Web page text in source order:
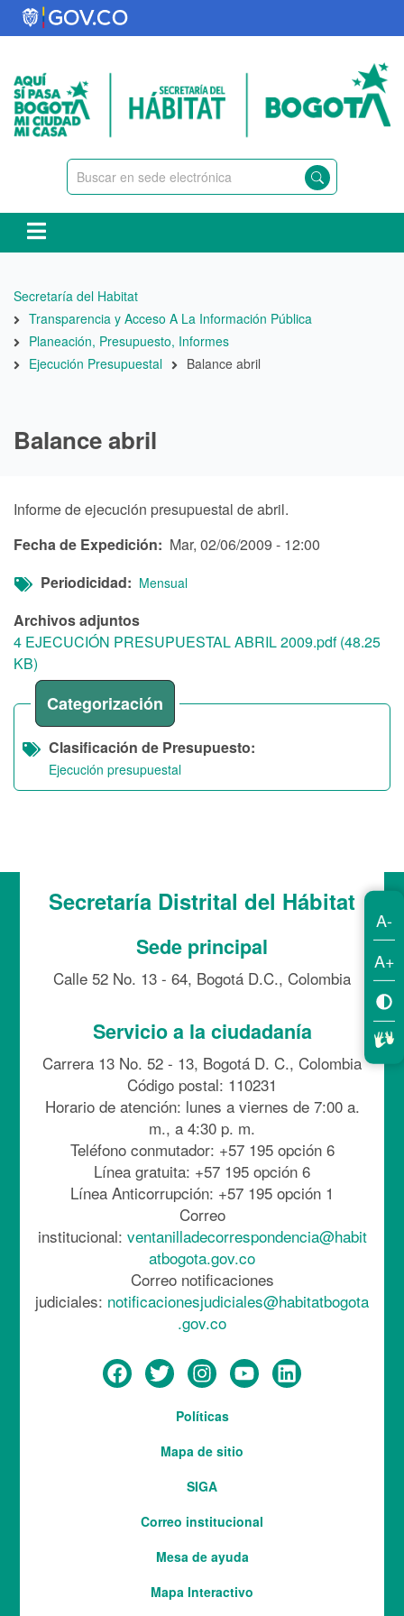
Pasar
al
principal
Ruta
de
navegación
Secretaría del Habitat
Transparencia y Acceso A La Información Pública
Planeación, Presupuesto, Informes
Ejecución Presupuestal
Balance abril
Balance abril
Informe de ejecución presupuestal de abril.
Fecha de Expedición
Mar, 02/06/2009 - 12:00
Periodicidad
Mensual
Archivos adjuntos
4 EJECUCIÓN PRESUPUESTAL ABRIL 2009.pdf (48.25
KB)
Categorización
Clasificación de Presupuesto
Ejecución presupuestal
Secretaría Distrital del Hábitat
Sede principal
Calle 52 No. 13 - 64, Bogotá D.C., Colombia
Servicio a la ciudadanía
Carrera 13 No. 52 - 13, Bogotá D. C., Colombia
Código postal: 110231
Horario de atención: lunes a viernes de 7:00 a.
m., a 4:30 p. m.
Teléfono conmutador: +57 195 opción 6
Línea gratuita: +57 195 opción 6
Línea Anticorrupción: +57 195 opción 1
Correo
institucional: ventanilladecorrespondencia@habit
atbogota.gov.co
Correo notificaciones
judiciales: notificacionesjudiciales@habitatbogota
.gov.co
Políticas
Mapa de sitio
SIGA
Correo institucional
Mesa de ayuda
Mapa Interactivo
A-
A+